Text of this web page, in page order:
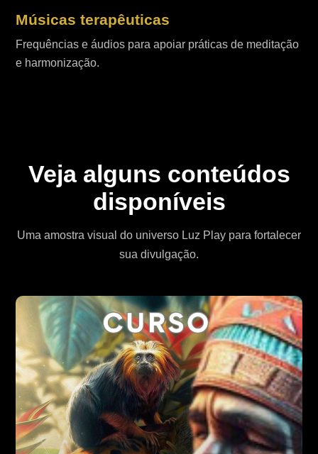
Músicas terapêuticas
Frequências e áudios para apoiar práticas de meditação
e harmonização.
Veja alguns conteúdos
disponíveis
Uma amostra visual do universo Luz Play para fortalecer
sua divulgação.